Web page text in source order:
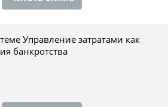
Управление затратами как
банкротства